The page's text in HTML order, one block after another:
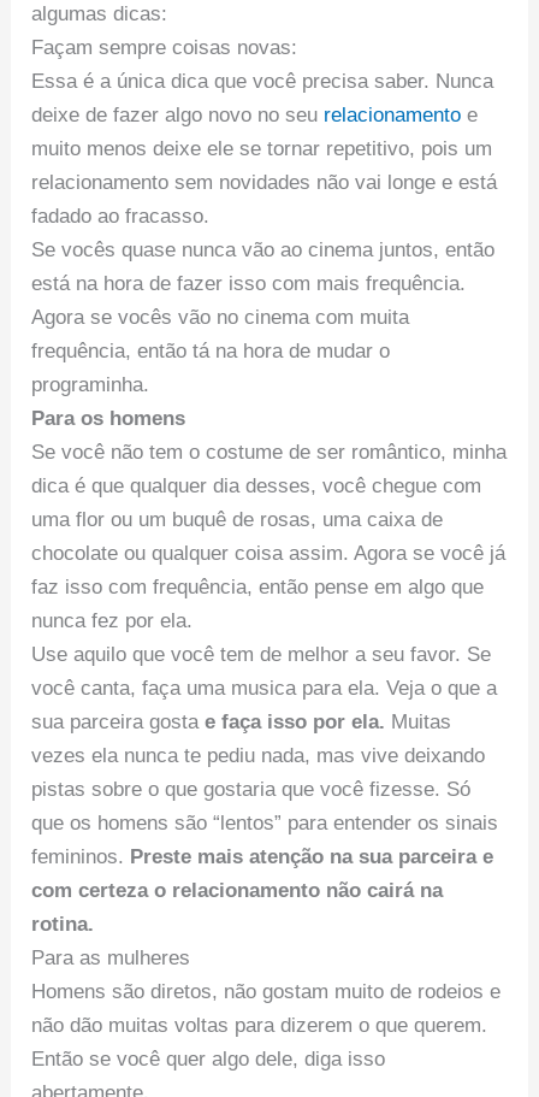
algumas dicas:
Façam sempre coisas novas:
Essa é a única dica que você precisa saber. Nunca
deixe de fazer algo novo no seu relacionamentoe
muito menos deixe ele se tornar repetitivo, pois um
relacionamento sem novidades não vai longe e está
fadado ao fracasso.
Se vocês quase nunca vão ao cinema juntos, então
está na hora de fazer isso com mais frequência.
Agora se vocês vão no cinema com muita
frequência, então tá na hora de mudar o
programinha.
Para os homens
Se você não tem o costume de ser romântico, minha
dica é que qualquer dia desses, você chegue com
uma flor ou um buquê de rosas, uma caixa de
chocolate ou qualquer coisa assim. Agora se você já
faz isso com frequência, então pense em algo que
nunca fez por ela.
Use aquilo que você tem de melhor a seu favor. Se
você canta, faça uma musica para ela. Veja o que a
sua parceira gostae faça isso por ela. Muitas
vezes ela nunca te pediu nada, mas vive deixando
pistas sobre o que gostaria que você fizesse. Só
que os homens são “lentos” para entender os sinais
femininos. Preste mais atenção na sua parceira e
com certeza o relacionamento não cairá na
rotina.
Para as mulheres
Homens são diretos, não gostam muito de rodeios e
não dão muitas voltas para dizerem o que querem.
Então se você quer algo dele, diga isso
abertamente.